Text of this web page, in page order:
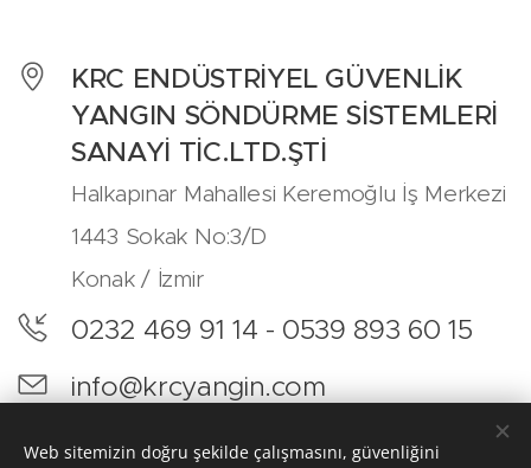
KRC ENDÜSTRİYEL GÜVENLİK
YANGIN SÖNDÜRME SİSTEMLERİ
SANAYİ TİC.LTD.ŞTİ
Halkapınar Mahallesi Keremoğlu İş Merkezi
1443 Sokak No:3/D
Konak / İzmir
0232 469 91 14 - 0539 893 60 15
info@krcyangin.com
@krcyangin
Web sitemizin doğru şekilde çalışmasını, güvenliğini